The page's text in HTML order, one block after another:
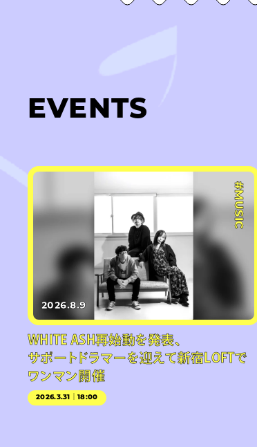
EVENTS
#MUSIC
2026.8.9
WHITE ASH再始動を発表、
サポートドラマーを迎えて新宿LOFTで
ワンマン開催
2026.3.31｜18:00